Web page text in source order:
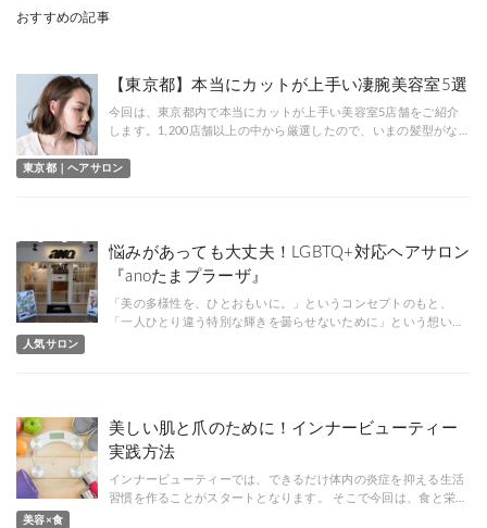
おすすめの記事
【東京都】本当にカットが上手い凄腕美容室5選
今回は、東京都内で本当にカットが上手い美容室5店舗をご紹介
します。1,200店舗以上の中から厳選したので、いまの髪型がな…
東京都｜ヘアサロン
悩みがあっても大丈夫！LGBTQ+対応ヘアサロン
『anoたまプラーザ』
「美の多様性を、ひとおもいに。」というコンセプトのもと、
「一人ひとり違う特別な輝きを曇らせないために」という想い…
人気サロン
美しい肌と爪のために！インナービューティー
実践方法
インナービューティーでは、できるだけ体内の炎症を抑える生活
習慣を作ることがスタートとなります。 そこで今回は、食と栄…
美容×食